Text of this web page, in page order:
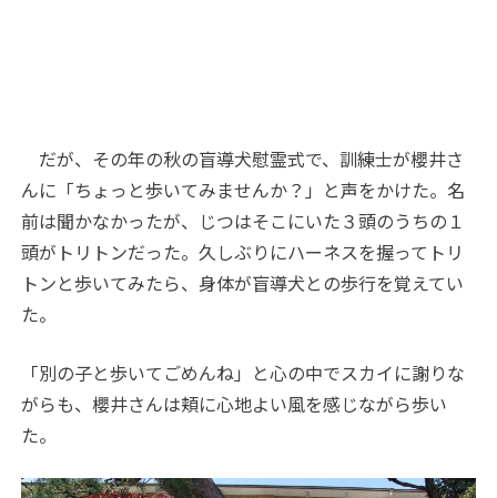
だが、その年の秋の盲導犬慰霊式で、訓練士が櫻井さ
んに「ちょっと歩いてみませんか？」と声をかけた。名
前は聞かなかったが、じつはそこにいた３頭のうちの１
頭がトリトンだった。久しぶりにハーネスを握ってトリ
トンと歩いてみたら、身体が盲導犬との歩行を覚えてい
た。
「別の子と歩いてごめんね」と心の中でスカイに謝りな
がらも、櫻井さんは頬に心地よい風を感じながら歩い
た。